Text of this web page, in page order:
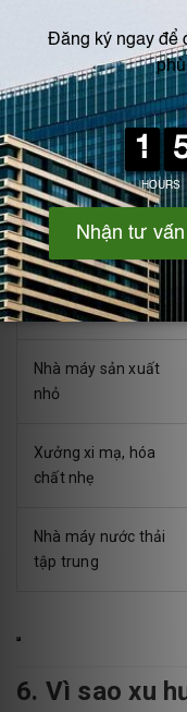
5. Bảng lựa
từng công
Loại công trình
Hộ gia đình
Khách sạn, nhà
hàng
Nhà máy sản xuất
nhỏ
Xưởng xi mạ, hóa
chất nhẹ
Nhà máy nước thải
tập trung
6. Vì sao xu